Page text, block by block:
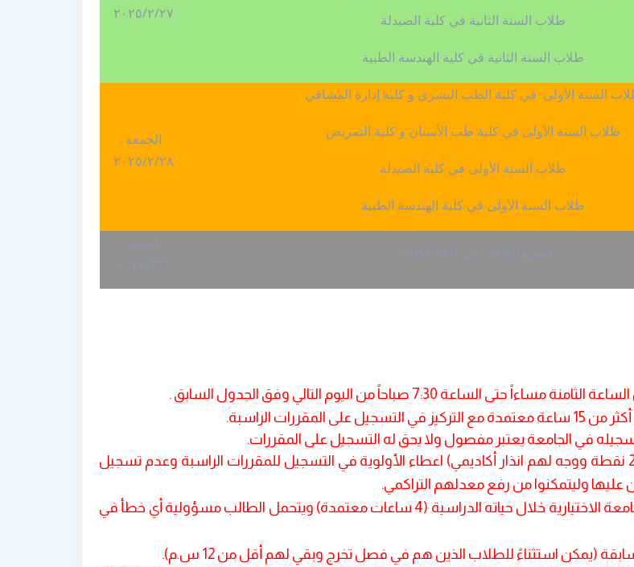
٢٠٢٥/٢/٢٧
طلاب السنة الثانية في كلية الصيدلة
طلاب السنة الثانية في كلية الهندسة الطبية
السنة الأولى في كلية الطب البشري و كلية إدارة المشافي
الجمعة
٢٠٢٥/٢/٢٨
طلاب السنة الأولى في كلية طب الأسنان و كلية التمريض
طلاب السنة الأولى في كلية الصيدلة
طلاب السنة الأولى في كلية الهندسة الطبية
لجميع الطلاب في كافة الكليات
السبت
٢٠٢٥/٣/ ١
7:30 صباحاً من اليوم التالي وفق الجدول السابق
.
من 15 ساعة معتمدة مع التركيز في التسجيل على المقررات الراسبة.
في الجامعة يعتبر مفصول ولا يحق له التسجيل على المقررات.
يجب على الطلاب المنذرين أكاديمياً (يقل معدلهم عن 2 نقطة ووجه لهم انذار أكاديمي) اعطاء الأولوية في التسجيل للمقررات الراسبة وعدم تسجيل
وليتمكنوا من رفع معدلهم التراكمي.
الاختيارية خلال حياته الدراسية (4 ساعات معتمدة) ويتحمل الطالب مسؤولية أي خطأ في
(يمكن استثناءً للطلاب الذين هم في فصل تخرج وبقي لهم أقل من 12 س.م
).